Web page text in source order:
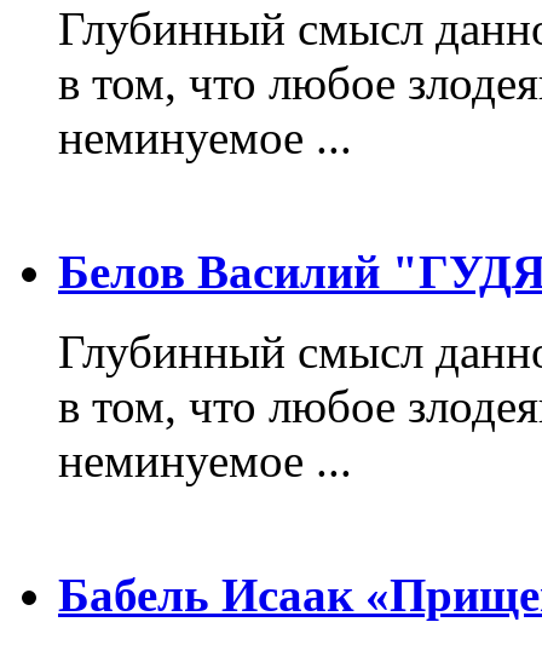
Глубинный смысл
в том, что любое
неминуемое ...
Белов Василий
Глубинный смысл
в том, что любое
неминуемое ...
Бабель Исаак